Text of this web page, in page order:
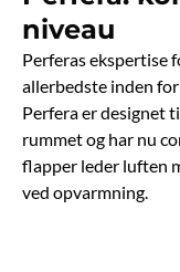
niveau
Perferas ekspertise
allerbedste inden
Perfera er designet
rummet og har nu
flapper leder luften
ved opvarmning.